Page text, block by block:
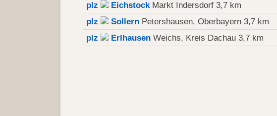
plz
EichstockMarkt Indersdorf 3,7 km
plz
Sollern Petershausen, Oberbayern 3,7 km
plz
Erlhausen Weichs, Kreis Dachau 3,7 km